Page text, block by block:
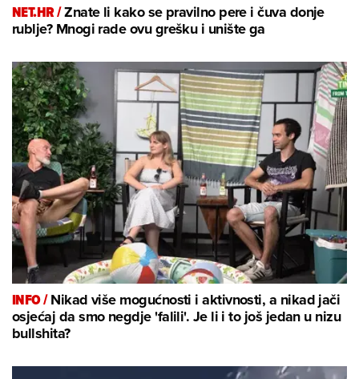
NET.HR /Znate li kako se pravilno pere i čuva donje
rublje? Mnogi rade ovu grešku i unište ga
INFO /Nikad više mogućnosti i aktivnosti, a nikad jači
osjećaj da smo negdje 'falili'. Je li i to još jedan u nizu
bullshita?